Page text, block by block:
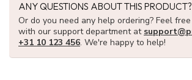
ANY QUESTIONS ABOUT THIS PRODUCT?
Or do you need any help ordering? Feel
with our support department at
+31 10 123 456. We're happy to help!